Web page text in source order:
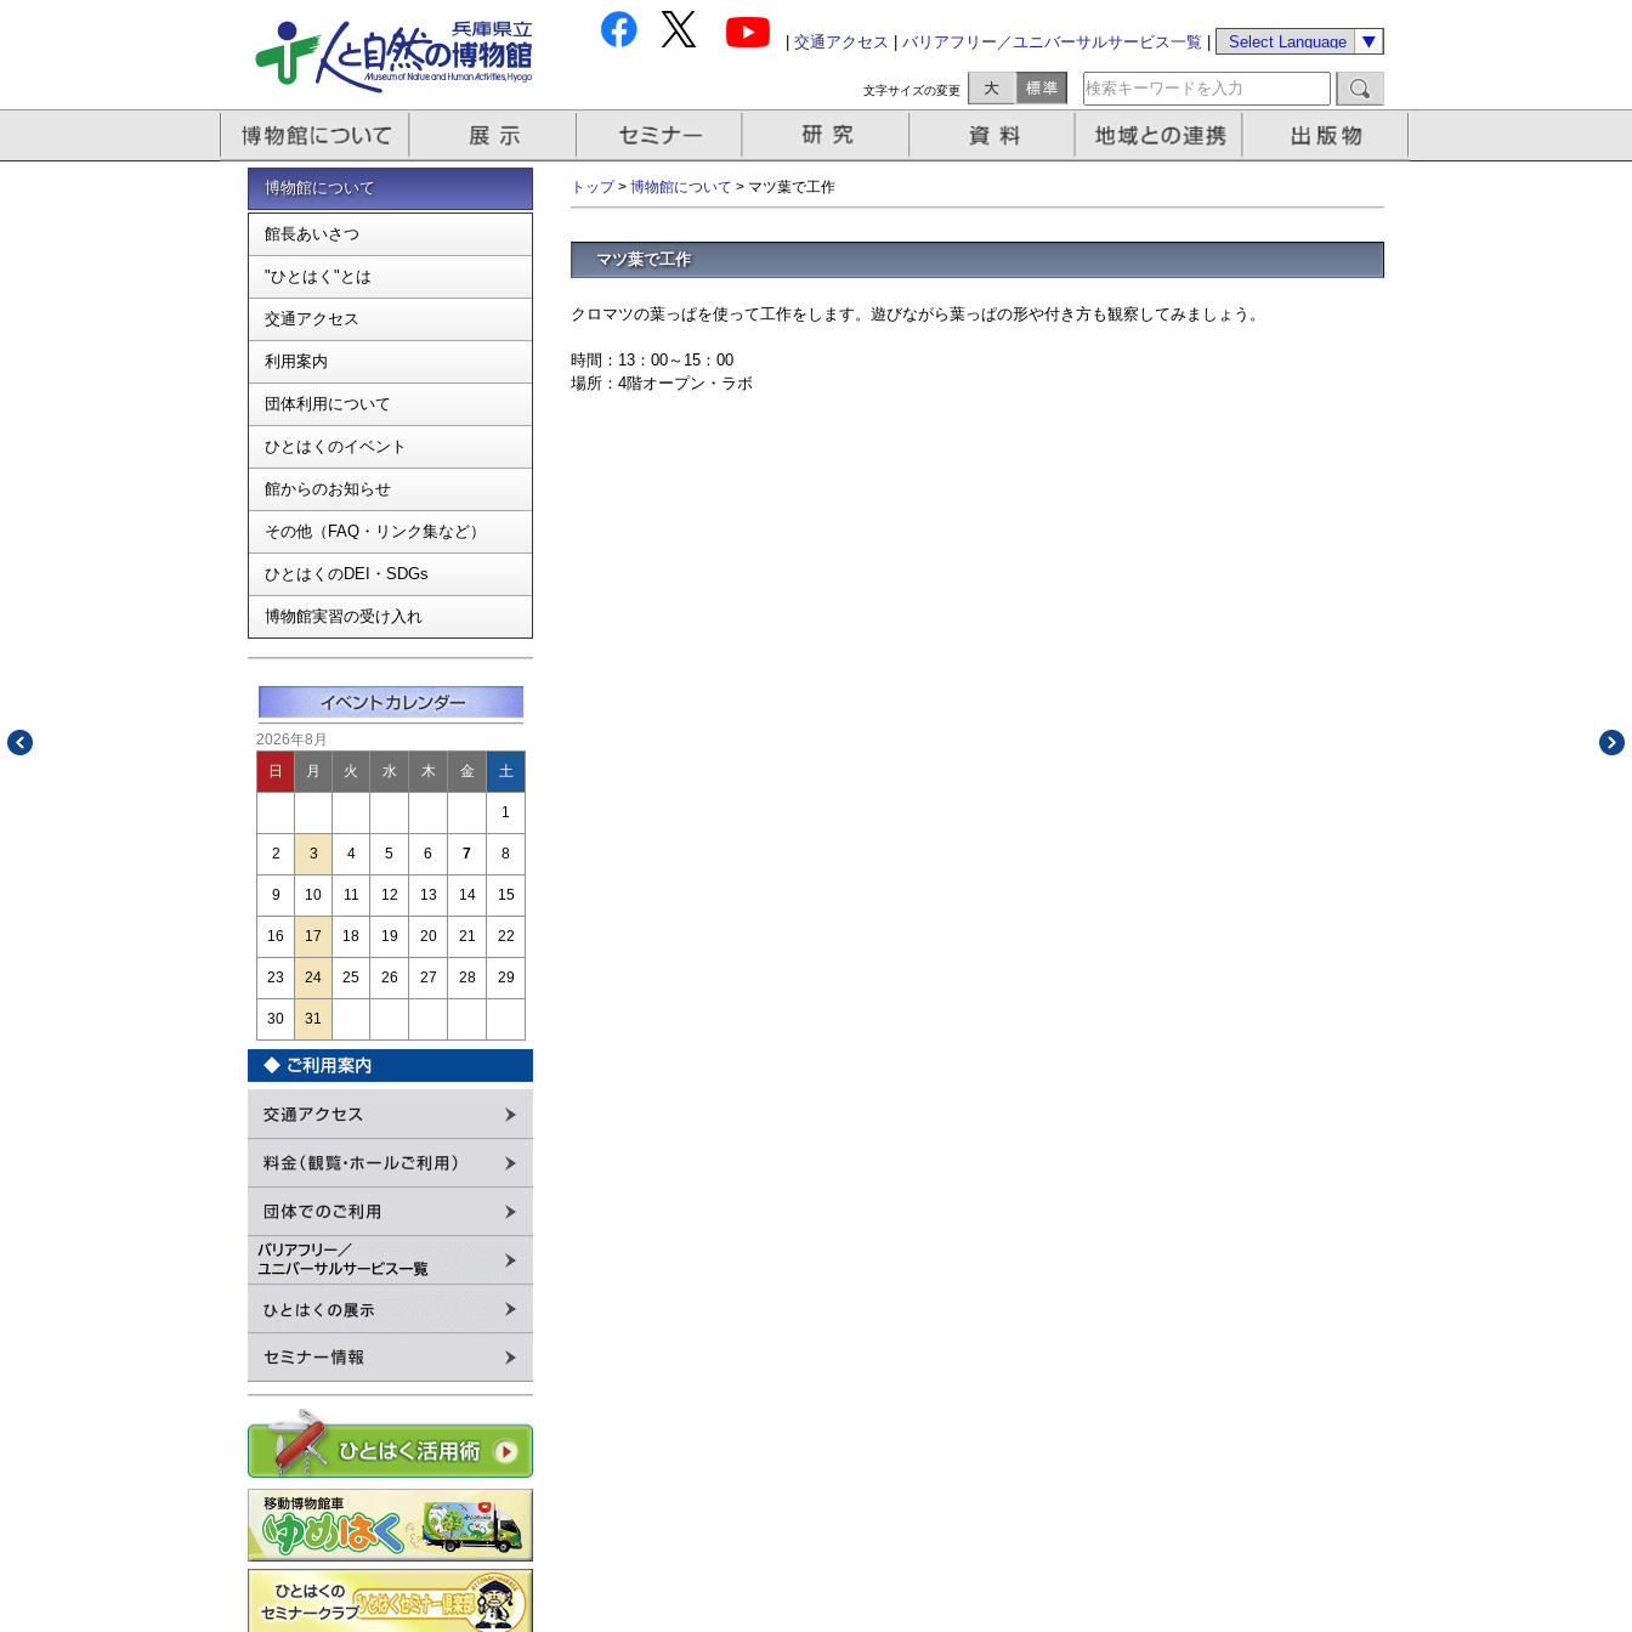
交通アクセス バリアフリー／ユニバーサルサービス一覧
文字サイズの変更
博物館について
館長あいさつ
"ひとはく"とは
交通アクセス
利用案内
団体利用について
ひとはくのイベント
館からのお知らせ
その他（FAQ・リンク集など）
ひとはくのDEI・SDGs
博物館実習の受け入れ
2026年8月
日 月 火 水 木 金 土
1
2 3 4 5 6 7 8
9 10 11 12 13 14 15
16 17 18 19 20 21 22
23 24 25 26 27 28 29
30 31
トップ> 博物館について > マツ葉で工作
マツ葉で工作
クロマツの葉っぱを使って工作をします。遊びながら葉っぱの形や付き方も観察してみましょう。
時間：13：00～15：00
場所：4階オープン・ラボ